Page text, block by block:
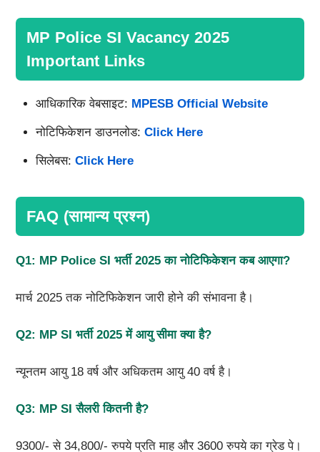
MP Police SI Vacancy 2025
Important Links
आधिकारिक वेबसाइट: MPESB Official Website
नोटिफिकेशन डाउनलोड: Click Here
सिलेबस: Click Here
FAQ (सामान्य प्रश्न)
Q1: MP Police SI भर्ती 2025का नोटिफिकेशन कब आएगा?
मार्च 2025 तक नोटिफिकेशन जारी होने की संभावना है।
Q2: MP SI भर्ती 2025में आयु सीमा क्या है?
न्यूनतम आयु 18 वर्ष और अधिकतम आयु 40 वर्ष है।
Q3: MP SIसैलरी कितनी है?
9300/- से 34,800/- रुपये प्रति माह और 3600 रुपये का ग्रेड पे।